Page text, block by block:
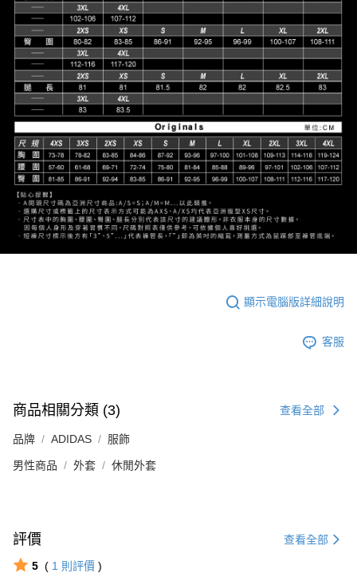
顯示電腦版詳細說明
客服
商品相關分類 (3) 查看全部
品牌 ADIDAS 服飾
男性商品 外套 休閒外套
評價 查看全部
5 ( 1 則評價 )